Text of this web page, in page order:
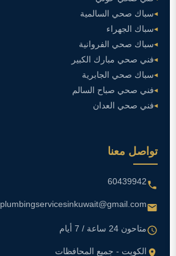
سباك صحي السالمية
سباك الجهراء
سباك صحي الفروانية
فني صحي مبارك الكبير
سباك صحي الجابرية
فني صحي صباح السالم
فني صحي العدان
تواصل معنا
60439942
plumbingservicesinkuwait@gmail.com
متاحون 24 ساعة / 7 أيام
الكويت - جميع المحافظات